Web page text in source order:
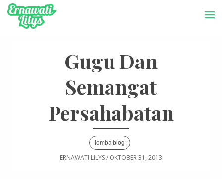
-->
Gugu Dan
Semangat
Persahabatan
lomba blog
ERNAWATI LILYS/ OKTOBER 31, 2013